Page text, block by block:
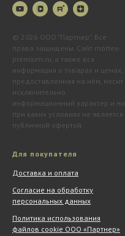
© 2026 ООО "Партнер". Все
права защищены. Сайт mortex-
premium.ru, а также вся
информация о товарах и ценах,
предоставленная на нём, носит
исключительно
информационный характер и ни
при каких условиях не является
публичной офертой.
Для покупателя
Доставка и оплата
Согласие на обработку
персональных данных
Политика использования
файлов cookie ООО «Партнер»